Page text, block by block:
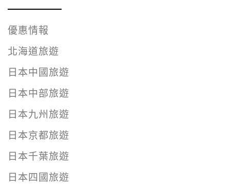
優惠情報
北海道旅遊
日本中國旅遊
日本中部旅遊
日本九州旅遊
日本京都旅遊
日本千葉旅遊
日本四國旅遊